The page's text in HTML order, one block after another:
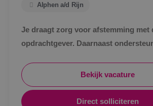
Alphen a/d Rijn
Je draagt zorg voor afstemming met
opdrachtgever. Daarnaast
technische ontwerp en de
de uitvoering.
Bekijk vacature
Direct solliciteren